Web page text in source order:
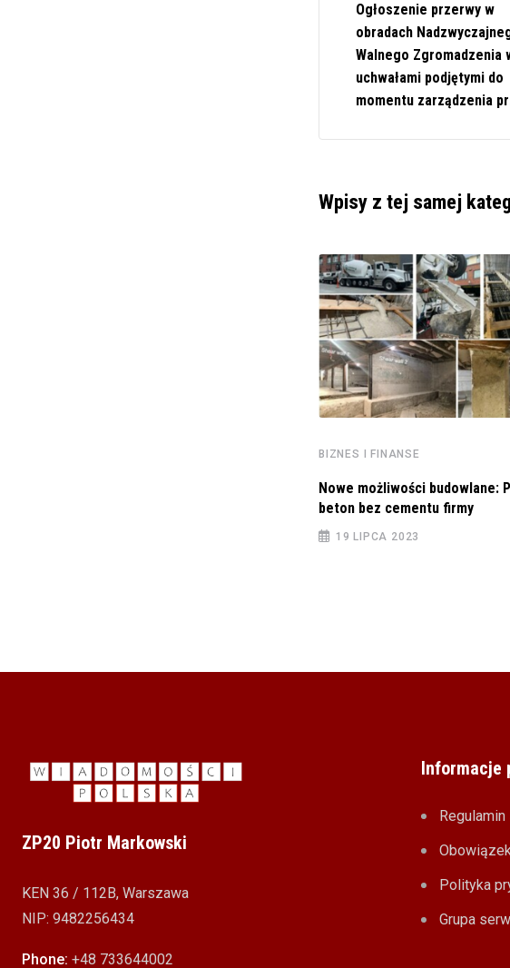
Ogłoszenie przerwy w
obradach
Walnego Zgromadzenia
uchwałami podjętymi do
momentu zarządzenia
Wpisy z tej samej
BIZNES I FINANSE
Nowe możliwości budowlane:
beton bez cementu firmy
19 LIPCA 2023
ZP20 Piotr Markowski
KEN 36 / 112B, Warszawa
NIP: 9482256434
Phone: +48 733644002
Informacje
Polityka
Grupa